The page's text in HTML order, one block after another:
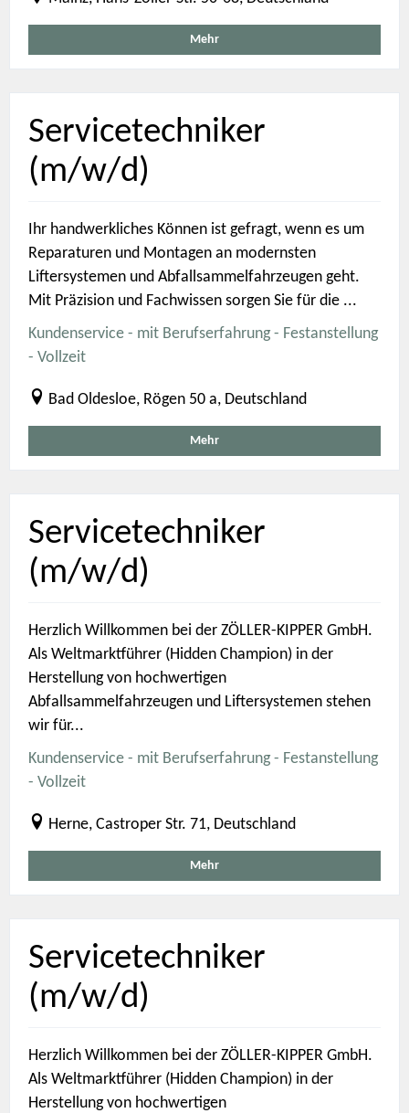
Mehr
Servicetechniker
(m/w/d)
Ihr handwerkliches Können ist gefragt, wenn es um
Reparaturen und Montagen an modernsten
Liftersystemen und Abfallsammelfahrzeugen geht.
Mit Präzision und Fachwissen sorgen Sie für die ...
Kundenservice - mit Berufserfahrung - Festanstellung
- Vollzeit
Bad Oldesloe, Rögen 50 a, Deutschland
Mehr
Servicetechniker
(m/w/d)
Herzlich Willkommen bei der ZÖLLER-KIPPER GmbH.
Als Weltmarktführer (Hidden Champion) in der
Herstellung von hochwertigen
Abfallsammelfahrzeugen und Liftersystemen stehen
wir für...
Kundenservice - mit Berufserfahrung - Festanstellung
- Vollzeit
Herne, Castroper Str. 71, Deutschland
Mehr
Servicetechniker
(m/w/d)
Herzlich Willkommen bei der ZÖLLER-KIPPER GmbH.
Als Weltmarktführer (Hidden Champion) in der
Herstellung von hochwertigen